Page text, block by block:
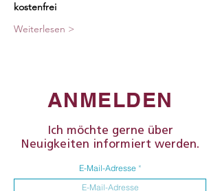
kostenfrei
Weiterlesen >
ANMELDEN
Ich möchte gerne über
Neuigkeiten informiert werden.
E-Mail-Adresse